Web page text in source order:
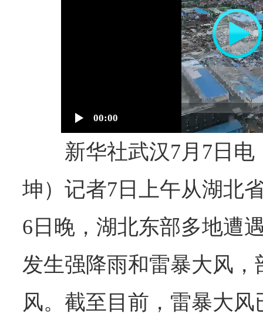
00:00
新华社武汉7月7日
坤）记者7日上午从湖北
6日晚，湖北东部多地遭
发生强降雨和雷暴大风
风。截至目前，雷暴大风